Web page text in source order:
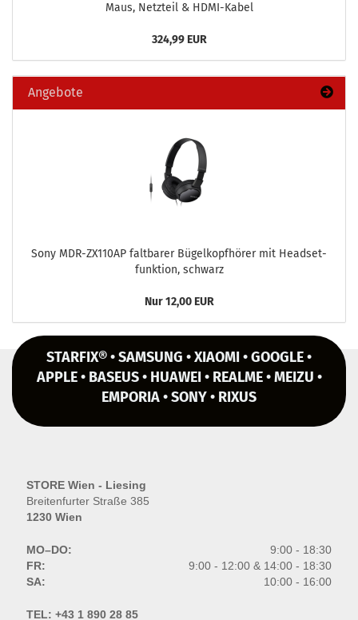
Maus, Netz­teil & HDMI-​Kabel
324,99 EUR
Angebote
Sony MDR-​ZX110AP falt­ba­rer Bü­gel­kopf­hö­rer mit Head­set­
funk­ti­on, schwarz
Nur 12,00 EUR
STARFIX® • SAMSUNG • XIAOMI • GOOGLE •
APPLE • BASEUS • HUAWEI • REALME • MEIZU •
EMPORIA • SONY • RIXUS
STORE Wien - Liesing
Breitenfurter Straße 385
1230 Wien
MO–DO:
9:00 - 18:30
FR:
9:00 - 12:00 & 14:00 - 18:30
SA:
10:00 - 16:00
TEL: +43 1 890 28 85